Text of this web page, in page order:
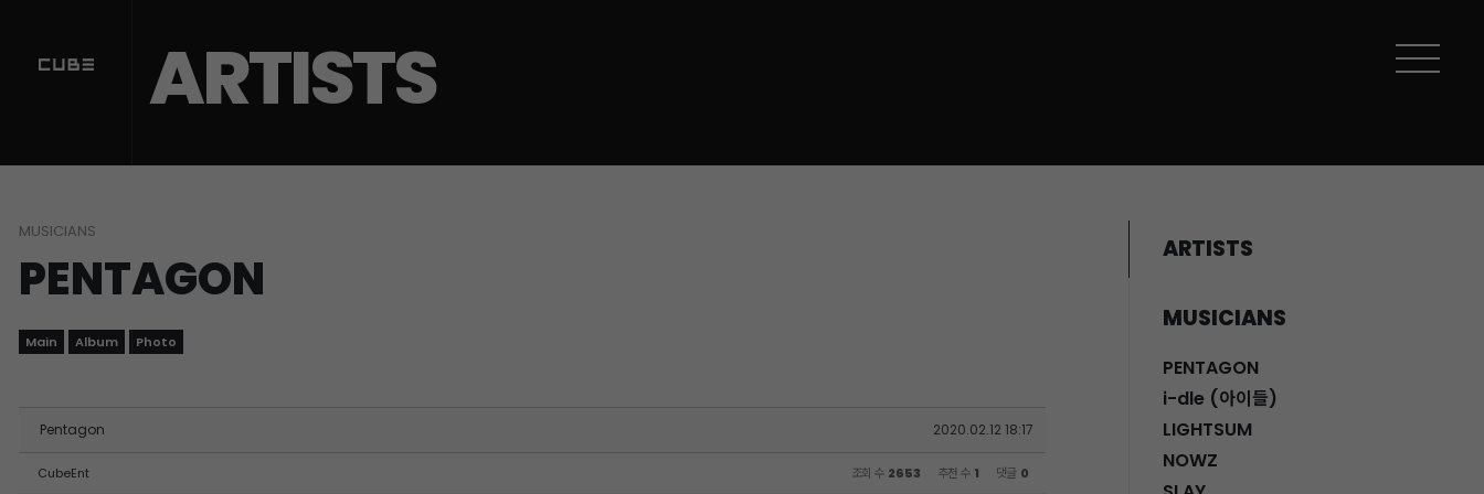
ARTISTS
MUSICIANS
PENTAGON
Main Album Photo
2020.02.12 18:17
Pentagon
CubeEnt 조회 수 2653 추천 수 1 댓글 0
ARTISTS
MUSICIANS
PENTAGON
i-dle (아이들)
LIGHTSUM
NOWZ